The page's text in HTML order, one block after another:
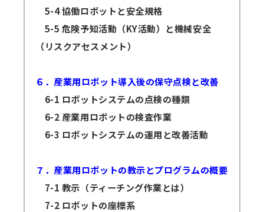
5-4 協働ロボットと安全規格
5-5 危険予知活動（KY活動）と機械安全
（リスクアセスメント）
６．産業用ロボット導入後の保守点検と改善
6-1 ロボットシステムの点検の種類
6-2 産業用ロボットの検査作業
6-3 ロボットシステムの運用と改善活動
７．産業用ロボットの教示とプログラムの概要
7-1 教示（ティーチング作業とは）
7-2 ロボットの座標系